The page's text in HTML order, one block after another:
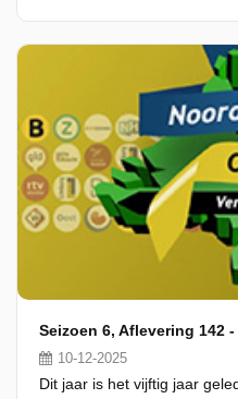
10-12-2025
Dit jaar is het vijftig jaar